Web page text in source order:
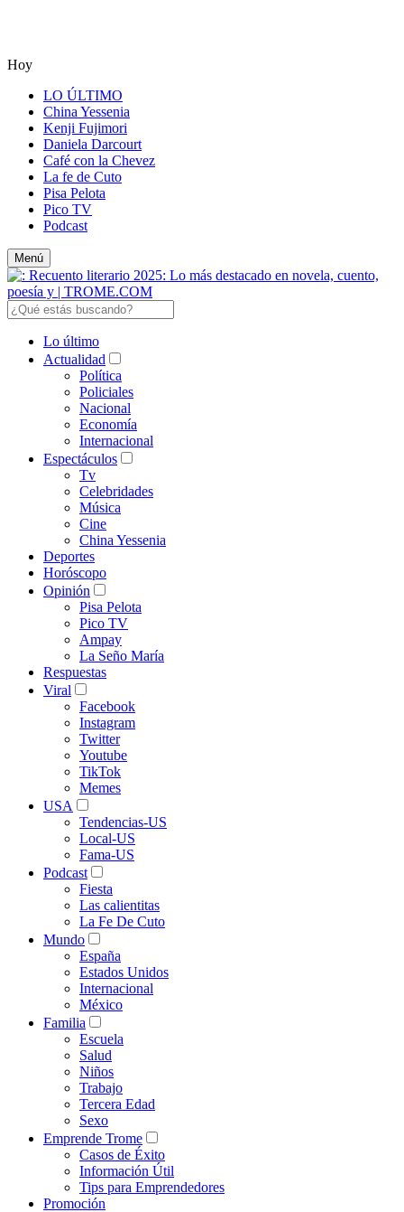
Hoy
LO ÚLTIMO
China Yessenia
Kenji Fujimori
Daniela Darcourt
Café con la Chevez
La fe de Cuto
Pisa Pelota
Pico TV
Podcast
Menú
Lo último
Actualidad
Política
Policiales
Nacional
Economía
Internacional
Espectáculos
Tv
Celebridades
Música
Cine
China Yessenia
Deportes
Horóscopo
Opinión
Pisa Pelota
Pico TV
Ampay
La Seño María
Respuestas
Viral
Facebook
Instagram
Twitter
Youtube
TikTok
Memes
USA
Tendencias-US
Local-US
Fama-US
Podcast
Fiesta
Las calientitas
La Fe De Cuto
Mundo
España
Estados Unidos
Internacional
México
Familia
Escuela
Salud
Niños
Trabajo
Tercera Edad
Sexo
Emprende Trome
Casos de Éxito
Información Útil
Tips para Emprendedores
Promoción